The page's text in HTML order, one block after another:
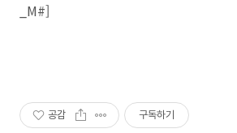
_M#]
공감 구독하기